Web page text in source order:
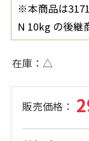
※本商品は
N 10kg の後継
在庫 △